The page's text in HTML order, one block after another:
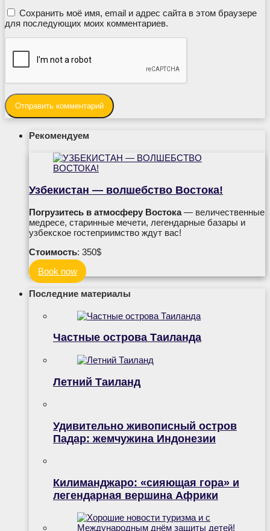
Сохранить моё имя, email и адрес сайта в этом браузере
для последующих моих комментариев.
Рекомендуем
Узбекистан — волшебство Востока!
Погрузитесь в атмосферу Востока— величественные
медресе, старинные мечети, легендарные базары и
узбекское гостеприимство ждут вас!
Стоимость: 350$
Book now
Последние материалы
Частные острова Таиланда
Летний Таиланд
Удивительно живописный остров
Падар: жемчужина Индонезии
Килиманджаро: «сияющая гора» и
легендарная вершина Африки